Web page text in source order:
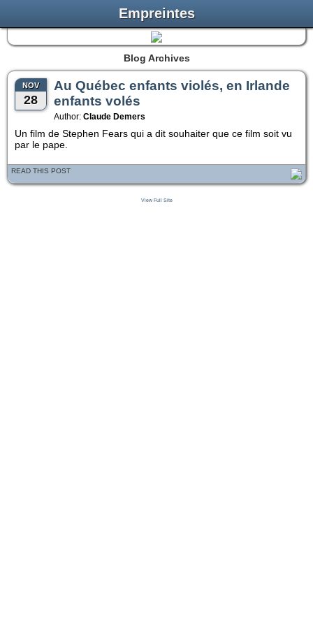
Empreintes
Blog Archives
NOV
28
Au Québec enfants violés, en Irlande
enfants volés
Author: Claude Demers
Un film de Stephen Fears qui a dit souhaiter que ce film soit vu
par le pape.
READ THIS POST
View Full Site